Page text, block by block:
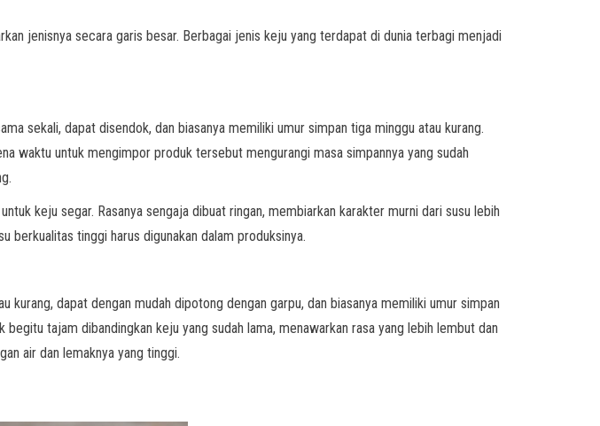
jenisnya secara garis besar. Berbagai jenis keju yang terdapat di dunia terbagi menjadi
sekali, dapat disendok, dan biasanya memiliki umur simpan tiga minggu atau kurang.
waktu untuk mengimpor produk tersebut mengurangi masa simpannya yang sudah
keju segar. Rasanya sengaja dibuat ringan, membiarkan karakter murni dari susu lebih
berkualitas tinggi harus digunakan dalam produksinya.
dapat dengan mudah dipotong dengan garpu, dan biasanya memiliki umur simpan
tajam dibandingkan keju yang sudah lama, menawarkan rasa yang lebih lembut dan
air dan lemaknya yang tinggi.